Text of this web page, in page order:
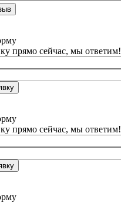
прямо сейчас, мы ответим!
прямо сейчас, мы ответим!